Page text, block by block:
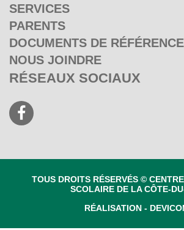
SERVICES
PARENTS
DOCUMENTS DE RÉFÉRENCE
NOUS JOINDRE
RÉSEAUX SOCIAUX
TOUS DROITS RÉSERVÉS ©
SCOLAIRE DE LA CÔTE-
RÉALISATION -